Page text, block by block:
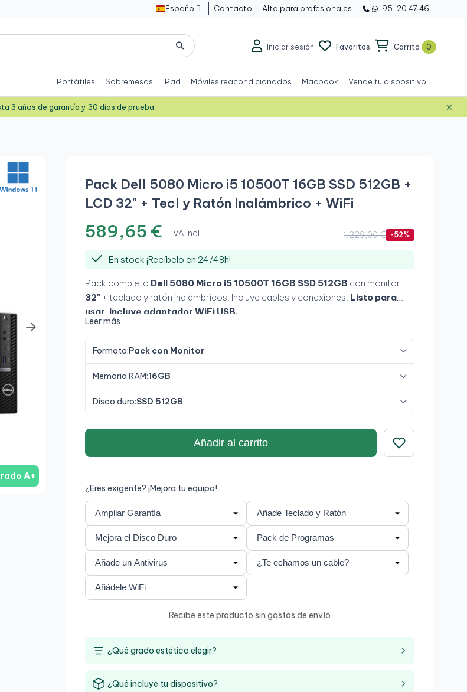
Español  Contacto Alta para profesionales 951 20 47 46
Iniciar sesión Favoritos Carrito 0
Portátiles Sobremesas iPad Móviles reacondicionados Macbook Vende tu dispositivo
3 años de garantía y 30 días de prueba ×
A+
Pack Dell 5080 Micro i5 10500T 16GB SSD 512GB +
LCD 32" + Tecl y Ratón Inalámbrico + WiFi
589,65 € IVA incl. 1.229,00 € -52%
En stock ¡Recíbelo en 24/48h!
Pack completo Dell 5080 Micro i5 10500T 16GB SSD 512GB con monitor
32"+ teclado y ratón inalámbricos. Incluye cables y conexiones. Listo para
usar Incluye adaptador WiFi USB.
Leer más
Formato:Pack con Monitor
Memoria RAM:16GB
Disco duro:SSD 512GB
Añadir al carrito
¿Eres exigente? ¡Mejora tu equipo!
Recibe este producto sin gastos de envío
¿Qué grado estético elegir?
¿Qué incluye tu dispositivo?